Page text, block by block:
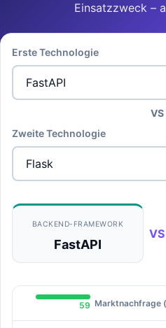
Einsatzzweck –
Erste Technologie
VS
Zweite Technologie
BACKEND-FRAMEWORK
FastAPI
VS
59 Marktnachfrage